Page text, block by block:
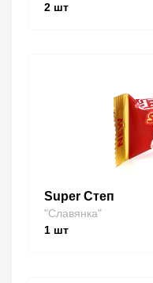
2 шт
Super Степ
"Славянка"
1 шт